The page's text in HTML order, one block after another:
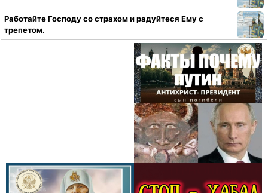
Работайте Господу со страхом и радуйтеся Ему с
трепетом.